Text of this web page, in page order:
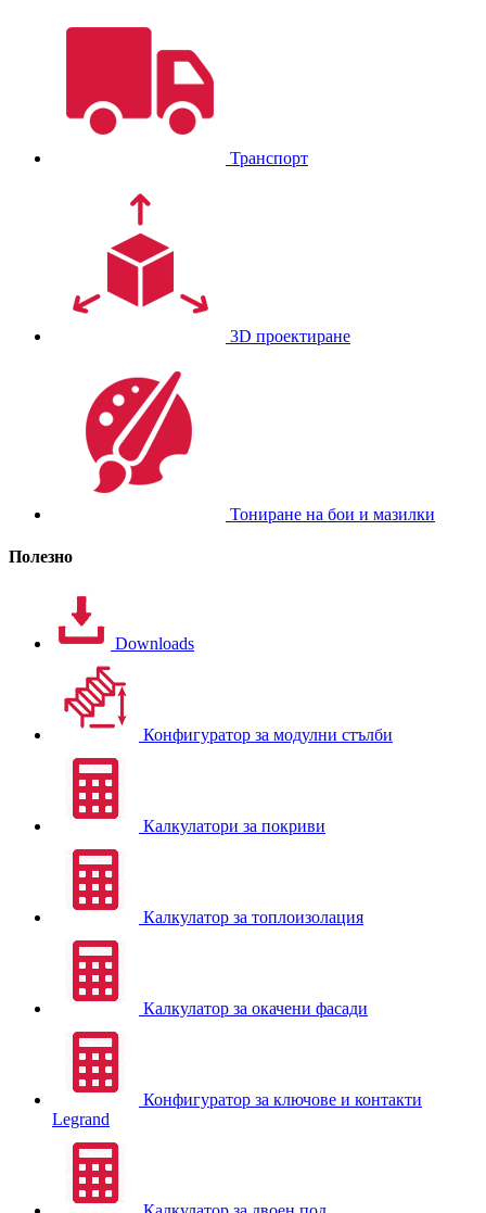
Транспорт
3D проектиране
Тониране на бои и мазилки
Полезно
Downloads
Конфигуратор за модулни стълби
Калкулатори за покриви
Калкулатор за топлоизолация
Калкулатор за окачени фасади
Конфигуратор за ключове и контакти
Legrand